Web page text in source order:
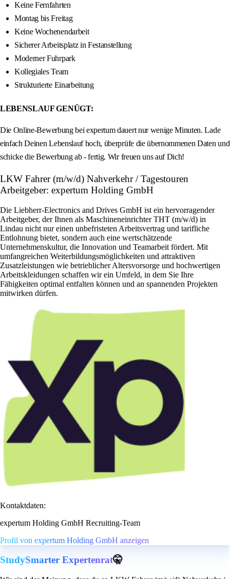
Keine Fernfahrten
Montag bis Freitag
Keine Wochenendarbeit
Sicherer Arbeitsplatz in Festanstellung
Moderner Fuhrpark
Kollegiales Team
Strukturierte Einarbeitung
LEBENSLAUF GENÜGT:
Die Online-Bewerbung bei expertum dauert nur wenige Minuten. Lade
einfach Deinen Lebenslauf hoch, überprüfe die übernommenen Daten und
schicke die Bewerbung ab - fertig. Wir freuen uns auf Dich!
LKW Fahrer (m/w/d) Nahverkehr / Tagestouren
Arbeitgeber: expertum Holding GmbH
Die Liebherr-Electronics and Drives GmbH ist ein hervorragender
Arbeitgeber, der Ihnen als Maschineneinrichter THT (m/w/d) in
Lindau nicht nur einen unbefristeten Arbeitsvertrag und tarifliche
Entlohnung bietet, sondern auch eine wertschätzende
Unternehmenskultur, die Innovation und Teamarbeit fördert. Mit
umfangreichen Weiterbildungsmöglichkeiten und attraktiven
Zusatzleistungen wie betrieblicher Altersvorsorge und hochwertigen
Arbeitskleidungen schaffen wir ein Umfeld, in dem Sie Ihre
Fähigkeiten optimal entfalten können und an spannenden Projekten
mitwirken dürfen.
Kontaktdaten:
expertum Holding GmbH Recruiting-Team
Profil von expertum Holding GmbH anzeigen
StudySmarter Expertenrat🤫